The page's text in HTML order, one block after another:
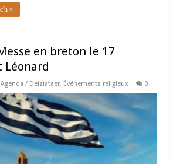
»
en breton le 17
Léonard
Agenda / Deiziataer, Événements religieux 0